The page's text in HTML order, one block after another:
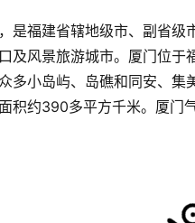
是福建省辖地级市、副省
及风景旅游城市。厦门位
多小岛屿、岛礁和同安、
积约390多平方千米。厦门